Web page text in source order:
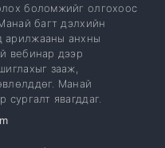
боломжийг олгохоос
багт дэлхийн
арилжааны анхны
вебинар дээр
зааж,
Манай
сургалт явагддаг.